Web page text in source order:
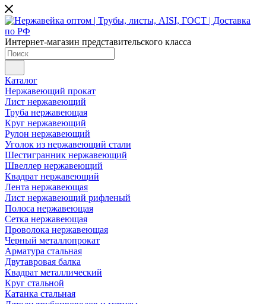
Интернет-магазин представительского класса
Каталог
Нержавеющий прокат
Лист нержавеющий
Труба нержавеющая
Круг нержавеющий
Рулон нержавеющий
Уголок из нержавеющий стали
Шестигранник нержавеющий
Швеллер нержавеющий
Квадрат нержавеющий
Лента нержавеющая
Лист нержавеющий рифленый
Полоса нержавеющая
Сетка нержавеющая
Проволока нержавеющая
Черный металлопрокат
Арматура стальная
Двутавровая балка
Квадрат металлический
Круг стальной
Катанка стальная